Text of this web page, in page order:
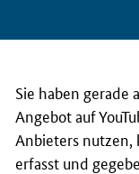
Sie haben gerade
Angebot auf
Anbieters nutzen,
erfasst und